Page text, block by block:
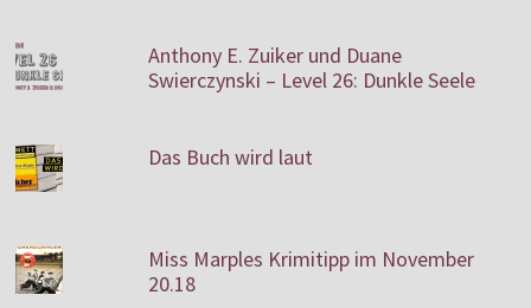
Anthony E. Zuiker und Duane
Swierczynski – Level 26: Dunkle Seele
Das Buch wird laut
Miss Marples Krimitipp im November
20.18